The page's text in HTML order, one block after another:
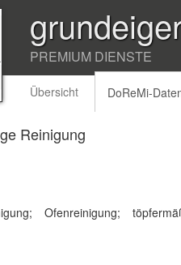
PREMIUM DIENSTE
Übersicht DoReMi-
Reinigung
Ofenreinigung;